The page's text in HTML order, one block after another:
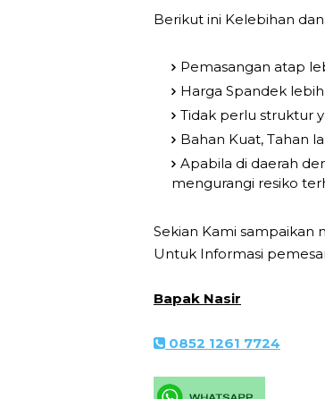
Berikut ini Kelebihan
Pemasangan atap
Harga Spandek
Tidak perlu struktur
Bahan Kuat, Tahan
Apabila di daerah
mengurangi resiko
Sekian Kami sampaikan
Untuk Informasi
Bapak Nasir
0852 1261 7724